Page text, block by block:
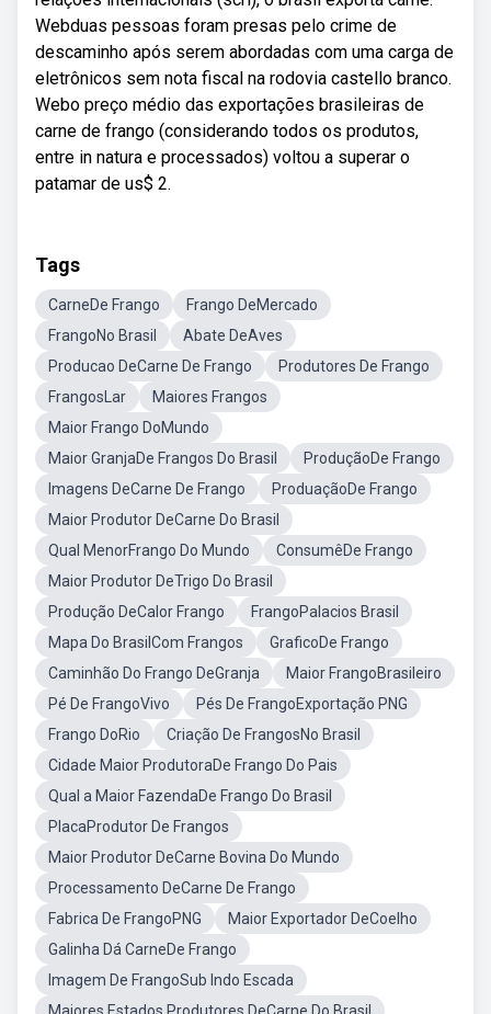
Webduas pessoas foram presas pelo crime de
descaminho após serem abordadas com uma carga de
eletrônicos sem nota fiscal na rodovia castello branco.
Webo preço médio das exportações brasileiras de
carne de frango (considerando todos os produtos,
entre in natura e processados) voltou a superar o
patamar de us$ 2.
Tags
CarneDe Frango
Frango DeMercado
FrangoNo Brasil
Abate DeAves
Producao DeCarne De Frango
Produtores De Frango
FrangosLar
Maiores Frangos
Maior Frango DoMundo
Maior GranjaDe Frangos Do Brasil
ProduçãoDe Frango
Imagens DeCarne De Frango
ProduaçãoDe Frango
Maior Produtor DeCarne Do Brasil
Qual MenorFrango Do Mundo
ConsumêDe Frango
Maior Produtor DeTrigo Do Brasil
Produção DeCalor Frango
FrangoPalacios Brasil
Mapa Do BrasilCom Frangos
GraficoDe Frango
Caminhão Do Frango DeGranja
Maior FrangoBrasileiro
Pé De FrangoVivo
Pés De FrangoExportação PNG
Frango DoRio
Criação De FrangosNo Brasil
Cidade Maior ProdutoraDe Frango Do Pais
Qual a Maior FazendaDe Frango Do Brasil
PlacaProdutor De Frangos
Maior Produtor DeCarne Bovina Do Mundo
Processamento DeCarne De Frango
Fabrica De FrangoPNG
Maior Exportador DeCoelho
Galinha Dá CarneDe Frango
Imagem De FrangoSub Indo Escada